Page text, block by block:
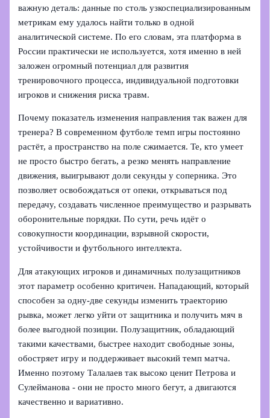
важную деталь: данные по столь узкоспециализированным
метрикам ему удалось найти только в одной
аналитической системе. По его словам, эта платформа в
России практически не используется, хотя именно в ней
заложен огромный потенциал для развития
тренировочного процесса, индивидуальной подготовки
игроков и снижения риска травм.
Почему показатель изменения направления так важен для
тренера? В современном футболе темп игры постоянно
растёт, а пространство на поле сжимается. Те, кто умеет
не просто быстро бегать, а резко менять направление
движения, выигрывают доли секунды у соперника. Это
позволяет освобождаться от опеки, открываться под
передачу, создавать численное преимущество и разрывать
оборонительные порядки. По сути, речь идёт о
совокупности координации, взрывной скорости,
устойчивости и футбольного интеллекта.
Для атакующих игроков и динамичных полузащитников
этот параметр особенно критичен. Нападающий, который
способен за одну-две секунды изменить траекторию
рывка, может легко уйти от защитника и получить мяч в
более выгодной позиции. Полузащитник, обладающий
такими качествами, быстрее находит свободные зоны,
обостряет игру и поддерживает высокий темп матча.
Именно поэтому Талалаев так высоко ценит Петрова и
Сулейманова - они не просто много бегут, а двигаются
качественно и вариативно.